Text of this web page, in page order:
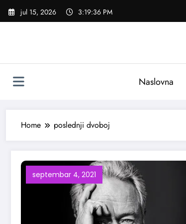
Skoči
jul 15, 2026 3:19:37 PM
Naslovna
Home poslednji dvoboj
septembar 4, 2021